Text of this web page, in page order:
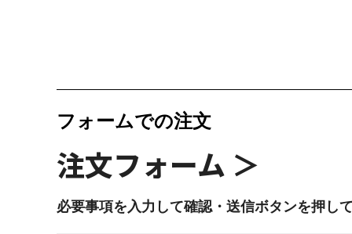
フォームでの注文
注文フォーム ＞
必要事項を入力して確認・送信ボタンを押して